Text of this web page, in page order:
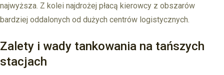
najwyższa. Z kolei najdrożej płacą kierowcy z obszarów
bardziej oddalonych od dużych centrów logistycznych.
Zalety i wady tankowania na tańszych
stacjach